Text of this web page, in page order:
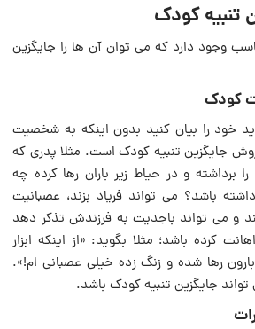
تنبیه کودک
وجود دارد که می توان آن ها را جایگزین
کودک
خود را بیان کنید بدون اینکه به شخصیت
جایگزین تنبیه کودک است. مثلا پدری که
برداشته و در حیاط زیر باران رها کرده چه
باشد؟ می تواند فریاد بزند، عصبانیت
و می تواند باجدیت به فرزندش تذکر دهد
کرده باشد؛ مثلا بگوید: «از اینکه ابزار
رها شده و زنگ زده خیلی عصبانی ام!».
جایگزین تنبیه کودک باشد.